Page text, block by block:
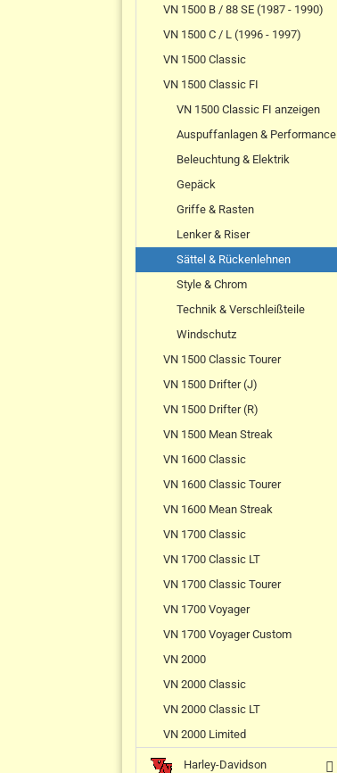
VN 1500 B / 88 SE (1987 - 1990)
VN 1500 C / L (1996 - 1997)
VN 1500 Classic
VN 1500 Classic FI
VN 1500 Classic FI anzeigen
Auspuffanlagen & Performance
Beleuchtung & Elektrik
Gepäck
Griffe & Rasten
Lenker & Riser
Sättel & Rückenlehnen
Style & Chrom
Technik & Verschleißteile
Windschutz
VN 1500 Classic Tourer
VN 1500 Drifter (J)
VN 1500 Drifter (R)
VN 1500 Mean Streak
VN 1600 Classic
VN 1600 Classic Tourer
VN 1600 Mean Streak
VN 1700 Classic
VN 1700 Classic LT
VN 1700 Classic Tourer
VN 1700 Voyager
VN 1700 Voyager Custom
VN 2000
VN 2000 Classic
VN 2000 Classic LT
VN 2000 Limited
Harley-Davidson